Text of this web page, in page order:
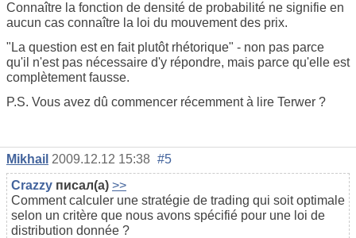
Connaître la fonction de densité de probabilité ne signifie en
aucun cas connaître la loi du mouvement des prix.
"La question est en fait plutôt rhétorique" - non pas parce
qu'il n'est pas nécessaire d'y répondre, mais parce qu'elle est
complètement fausse.
P.S. Vous avez dû commencer récemment à lire Terwer ?
Mikhail 2009.12.12 15:38 #5
Crazzy писал(а) >>
Comment calculer une stratégie de trading qui soit optimale
selon un critère que nous avons spécifié pour une loi de
distribution donnée ?